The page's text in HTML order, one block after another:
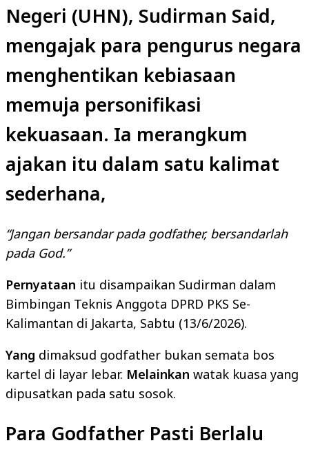
Negeri (UHN), Sudirman Said,
mengajak para pengurus negara
menghentikan kebiasaan
memuja personifikasi
kekuasaan. Ia merangkum
ajakan itu dalam satu kalimat
sederhana,
“Jangan bersandar pada godfather, bersandarlah
pada God.”
Pernyataan itu disampaikan Sudirman dalam
Bimbingan Teknis Anggota DPRD PKS Se-
Kalimantan di Jakarta, Sabtu (13/6/2026).
Yang dimaksud godfather bukan semata bos
kartel di layar lebar. Melainkan watak kuasa yang
dipusatkan pada satu sosok.
Para Godfather Pasti Berlalu